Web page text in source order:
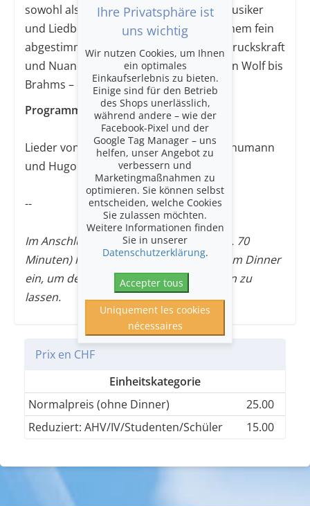
sowohl als Solist als auch als Kammermusiker
und Liedbegleiter, begleitet Debus in einem fein
abgestimmten Programm, das die Ausdruckskraft
und Nuancenvielfalt des Kunstlieds – von Wolf bis
Brahms – erlebbar macht.
Programm
Lieder von Johannes Brahms, Robert Schumann
und Hugo Wolf
--
Im Anschluss an das Konzert (Dauer: ca. 70
Minuten) lädt das Restaurant Perron zum Dinner
ein, um den Abend gemütlich ausklingen zu
lassen.
Prix en CHF
Einheitskategorie
Normalpreis (ohne Dinner)
25.00
Reduziert: AHV/IV/Studenten/Schüler
15.00
Ihre Privatsphäre ist
uns wichtig
Wir nutzen Cookies, um Ihnen
ein optimales
Einkaufserlebnis zu bieten.
Einige sind für den Betrieb
des Shops unerlässlich,
während andere – wie der
Facebook-Pixel und der
Google Tag Manager – uns
helfen, unser Angebot zu
verbessern und
Marketingmaßnahmen zu
optimieren. Sie können selbst
entscheiden, welche Cookies
Sie zulassen möchten.
Weitere Informationen finden
Sie in unserer
Datenschutzerklärung.
Accepter tous
Uniquement les cookies
nécessaires